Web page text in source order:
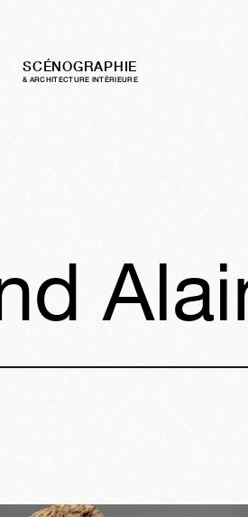
SCÉNOGRAPHIE
& ARCHITECTURE INTÈRIEURE